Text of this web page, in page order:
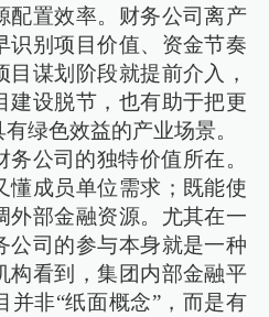
配置效率。财务公司离产
识别项目价值、资金节奏
谋划阶段就提前介入，
建设脱节，也有助于把更
绿色效益的产业场景。
公司的独特价值所在。
懂成员单位需求；既能使
外部金融资源。尤其在一
公司的参与本身就是一种
构看到，集团内部金融平
并非“纸面概念”，而是有